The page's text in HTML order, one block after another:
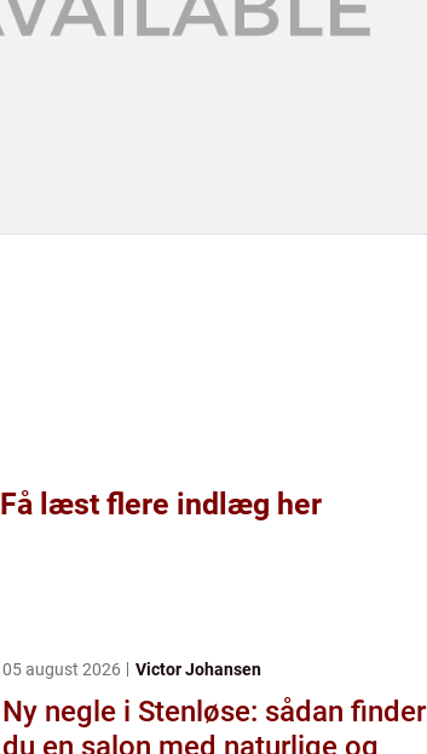
Få læst flere indlæg her
05 august 2026 Victor Johansen
Ny negle i Stenløse: sådan finder
du en salon med naturlige og